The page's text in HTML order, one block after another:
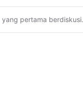
pertama berdiskusi.